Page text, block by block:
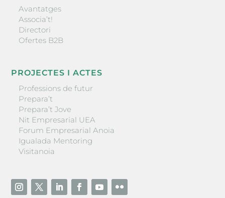
Avantatges
Associa’t!
Directori
Ofertes B2B
PROJECTES I ACTES
Professions de futur
Prepara’t
Prepara’t Jove
Nit Empresarial UEA
Forum Empresarial Anoia
Igualada Mentoring
Visitanoia